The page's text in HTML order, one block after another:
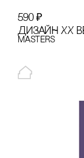
590 ₽
ДИЗАЙН XX
Masters